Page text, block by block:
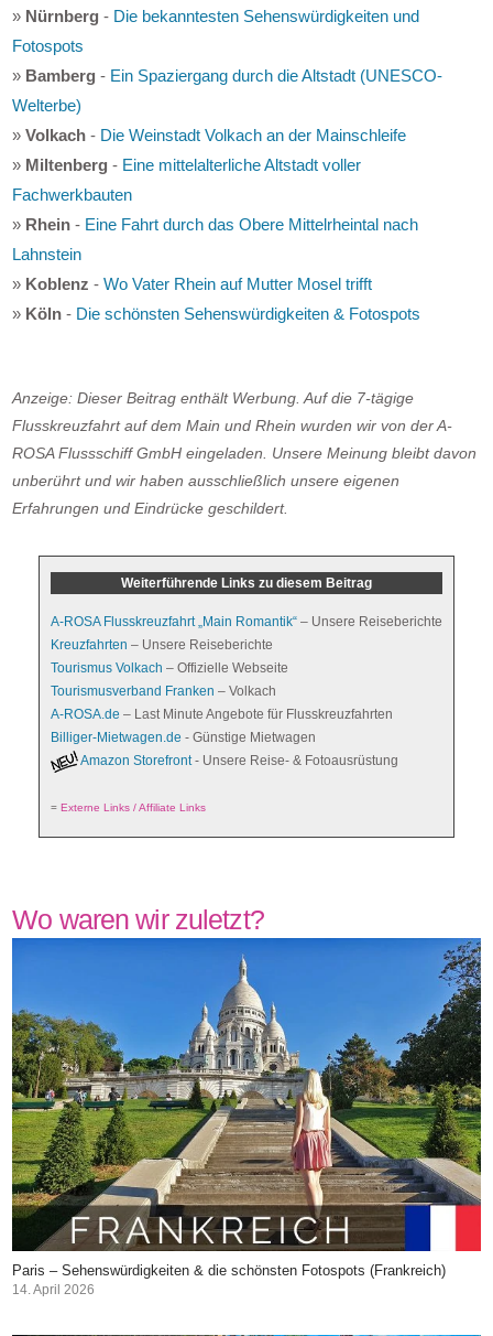
» Nürnberg - Die bekanntesten Sehenswürdigkeiten und
Fotospots
» Bamberg - Ein Spaziergang durch die Altstadt (UNESCO-
Welterbe)
»Volkach - Die Weinstadt Volkach an der Mainschleife
» Miltenberg - Eine mittelalterliche Altstadt voller
Fachwerkbauten
» Rhein - Eine Fahrt durch das Obere Mittelrheintal nach
Lahnstein
» Koblenz -Wo Vater Rhein auf Mutter Mosel trifft
» Köln - Die schönsten Sehenswürdigkeiten & Fotospots
Anzeige: Dieser Beitrag enthält Werbung. Auf die 7-tägige
Flusskreuzfahrt auf dem Main und Rhein wurden wir von der A-
ROSA Flussschiff GmbH eingeladen. Unsere Meinung bleibt davon
unberührt und wir haben ausschließlich unsere eigenen
Erfahrungen und Eindrücke geschildert.
Weiterführende Links zu diesem Beitrag
A-ROSA Flusskreuzfahrt „Main Romantik“ – Unsere Reiseberichte
Kreuzfahrten – Unsere Reiseberichte
Tourismus Volkach – Offizielle Webseite
Tourismusverband Franken – Volkach
A-ROSA.de – Last Minute Angebote für Flusskreuzfahrten
Billiger-Mietwagen.de - Günstige Mietwagen
Amazon Storefront- Unsere Reise- & Fotoausrüstung
= Externe Links / Affiliate Links
Wo waren wir zuletzt?
Paris – Sehenswürdigkeiten & die schönsten Fotospots (Frankreich)
14. April 2026